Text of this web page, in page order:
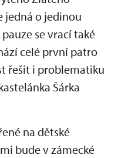
jedná o jedinou
se vrací také
celé první patro
řešit i problematiku
Šárka
na dětské
bude v zámecké